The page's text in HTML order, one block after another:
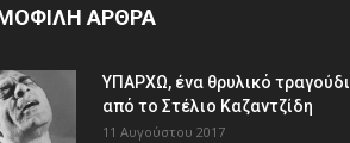
ΑΡΘΡΑ
ΥΠΑΡΧΩ, ένα θρυλικό τραγούδι
από το Στέλιο Καζαντζίδη
11 Αυγούστου 2017